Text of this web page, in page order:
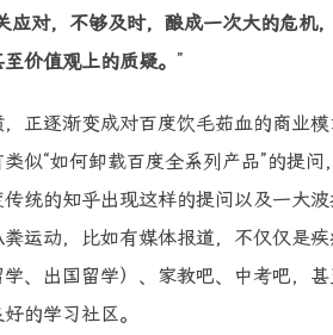
应对，不够及时，酿成一次大的危机
价值观上的质疑。 ”
正逐渐变成对百度饮毛茹血的商业
似“如何卸载百度全系列产品”的提
统的知乎出现这样的提问以及一大
运动，比如有媒体报道，不仅仅是
、出国留学）、家教吧、中考吧，
的学习社区。